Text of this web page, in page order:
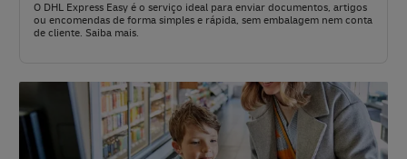
O DHL Express Easy é o serviço ideal para enviar documentos, artigos
ou encomendas de forma simples e rápida, sem embalagem nem conta
de cliente. Saiba mais.